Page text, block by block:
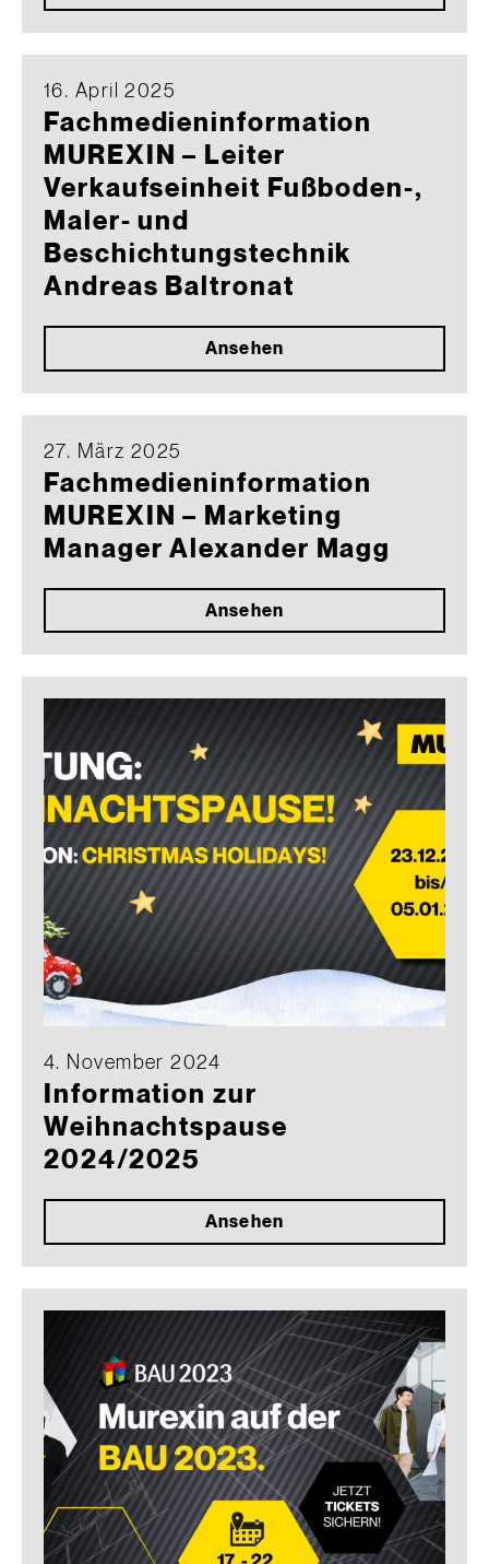
16. April 2025
Fachmedieninformation
MUREXIN – Leiter
Verkaufseinheit Fußboden-,
Maler- und
Beschichtungstechnik
Andreas Baltronat
Ansehen
27. März 2025
Fachmedieninformation
MUREXIN – Marketing
Manager Alexander Magg
Ansehen
4. November 2024
Information zur
Weihnachtspause
2024/2025
Ansehen